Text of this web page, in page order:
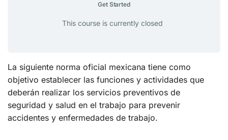
Get Started
This course is currently closed
La siguiente norma oficial mexicana tiene como
objetivo establecer las funciones y actividades que
deberán realizar los servicios preventivos de
seguridad y salud en el trabajo para prevenir
accidentes y enfermedades de trabajo.